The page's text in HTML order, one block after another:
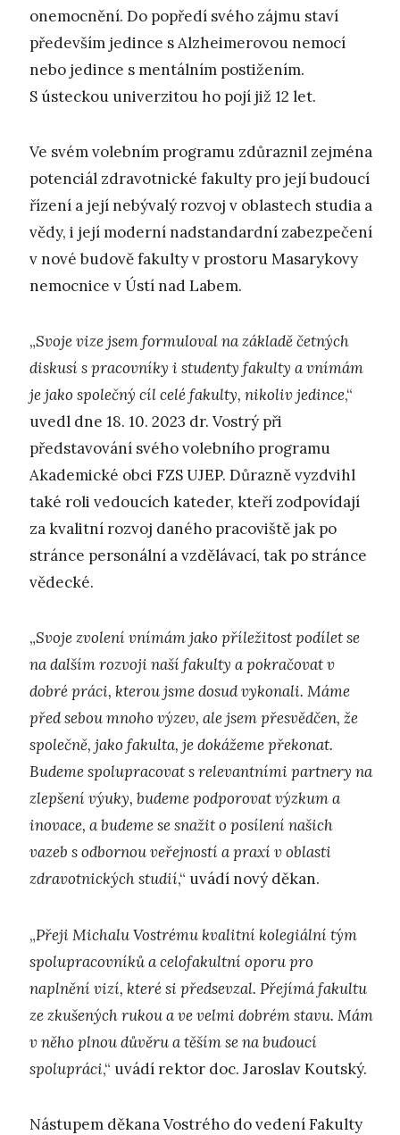
onemocnění. Do popředí svého zájmu staví
především jedince s Alzheimerovou nemocí
nebo jedince s mentálním postižením.
S ústeckou univerzitou ho pojí již 12 let.
Ve svém volebním programu zdůraznil zejména
potenciál zdravotnické fakulty pro její budoucí
řízení a její nebývalý rozvoj v oblastech studia a
vědy, i její moderní nadstandardní zabezpečení
v nové budově fakulty v prostoru Masarykovy
nemocnice v Ústí nad Labem.
„Svoje vize jsem formuloval na základě četných
diskusí s pracovníky i studenty fakulty a vnímám
je jako společný cíl celé fakulty, nikoliv jedince,“
uvedl dne 18. 10. 2023 dr. Vostrý při
představování svého volebního programu
Akademické obci FZS UJEP. Důrazně vyzdvihl
také roli vedoucích kateder, kteří zodpovídají
za kvalitní rozvoj daného pracoviště jak po
stránce personální a vzdělávací, tak po stránce
vědecké.
„Svoje zvolení vnímám jako příležitost podílet se
na dalším rozvoji naší fakulty a pokračovat v
dobré práci, kterou jsme dosud vykonali. Máme
před sebou mnoho výzev, ale jsem přesvědčen, že
společně, jako fakulta, je dokážeme překonat.
Budeme spolupracovat s relevantními partnery na
zlepšení výuky, budeme podporovat výzkum a
inovace, a budeme se snažit o posílení našich
vazeb s odbornou veřejností a praxí v oblasti
zdravotnických studií,“ uvádí nový děkan.
„Přeji Michalu Vostrému kvalitní kolegiální tým
spolupracovníků a celofakultní oporu pro
naplnění vizí, které si předsevzal. Přejímá fakultu
ze zkušených rukou a ve velmi dobrém stavu. Mám
v něho plnou důvěru a těším se na budoucí
spolupráci,“ uvádí rektor doc. Jaroslav Koutský.
Nástupem děkana Vostrého do vedení Fakulty